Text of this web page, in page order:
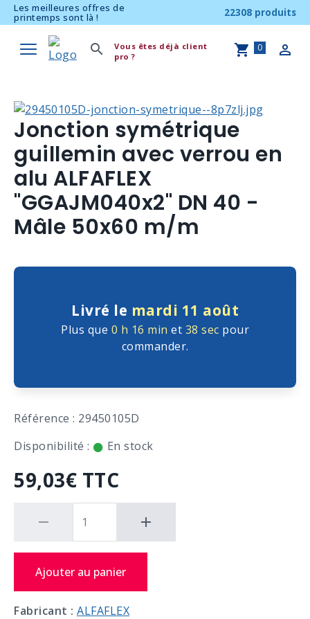
Les meilleures offres de
printemps sont là ! 22308 produits
Vous êtes déjà client
pro ?
0
Jonction symétrique
guillemin avec verrou en
alu ALFAFLEX
"GGAJM040x2" DN 40 -
Mâle 50x60 m/m
Livré le mardi 11 août
Plus que 0 h 16 min et 38 sec pour
commander.
Référence : 29450105D
Disponibilité :
En stock
59,03€ TTC
Ajouter au panier
Fabricant : ALFAFLEX